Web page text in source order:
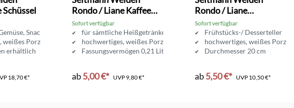
Schüssel
Snacks, Salat uvm.
Porzellan
erhältlich
18,70 €*
Rondo / Liane Kaffee
Obertasse 0,21 l
Sofort verfügbar
für sämtliche Heißgetränke
hochwertiges, weißes Porzellan
Fassungsvermögen 0,21 Liter
ab5,00 €* UVP 9,80 €*
Rondo / Liane
Frühstücksteller
Sofort verfügbar
Frühstücks-/ Desserteller
hochwertiges, weißes
Durchmesser 20 cm
ab5,50 €* UVP 10,50 €*